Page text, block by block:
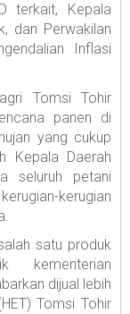
terkait, Kepala
dan Perwakilan
Inflasi
Tomsi Tohir
panen di
yang cukup
Kepala Daerah
seluruh petani
kerugian
satu produk
kementerian
dijual lebih
Tomsi Tohir